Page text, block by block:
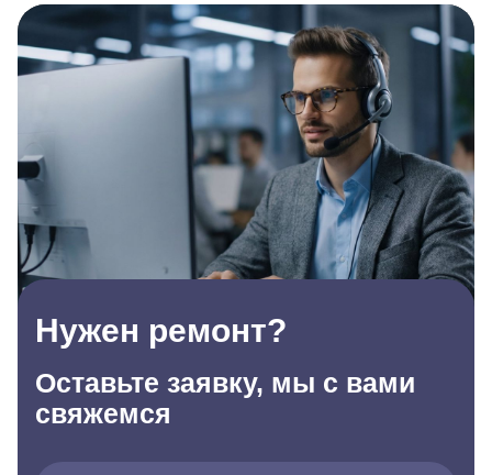
Нужен ремонт?
Оставьте заявку, мы с вами
свяжемся